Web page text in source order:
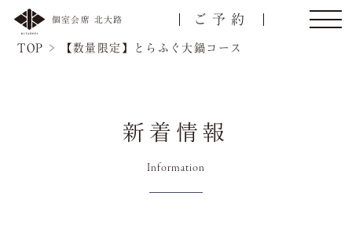
個室会席 北大路 ご予約
ご接待/会食
お顔合わせ
TOP > 【数量限定】とらふぐ大鍋コース
新着情報
Information